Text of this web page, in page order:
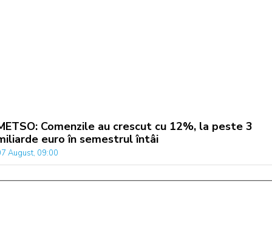
Comenzile au crescut cu 12%, la peste 3
euro în semestrul întâi
August, 09:00